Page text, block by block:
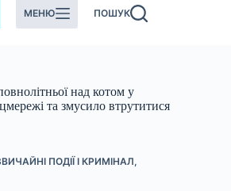
МЕНЮ ПОШУК
над котом у
та змусило втрутитися
ПОДІЇ І КРИМІНАЛ,